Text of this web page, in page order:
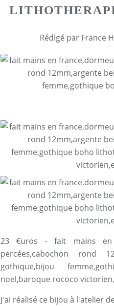
Rédigé par France
23 €uros - fait mains en
percées,cabochon rond
gothique,bijou
noel,baroque rococo
J'ai réalisé ce bijou à l'atelier